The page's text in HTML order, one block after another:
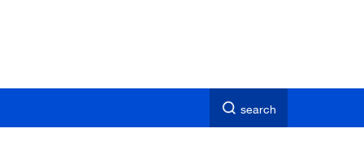
search